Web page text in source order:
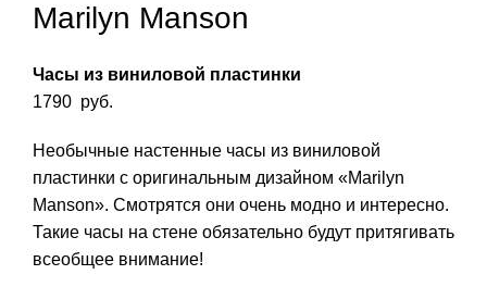
Marilyn Manson
Часы из виниловой пластинки
1790 руб.
Необычные настенные часы из виниловой
пластинки с оригинальным дизайном «Marilyn
Manson». Смотрятся они очень модно и интересно.
Такие часы на стене обязательно будут притягивать
всеобщее внимание!